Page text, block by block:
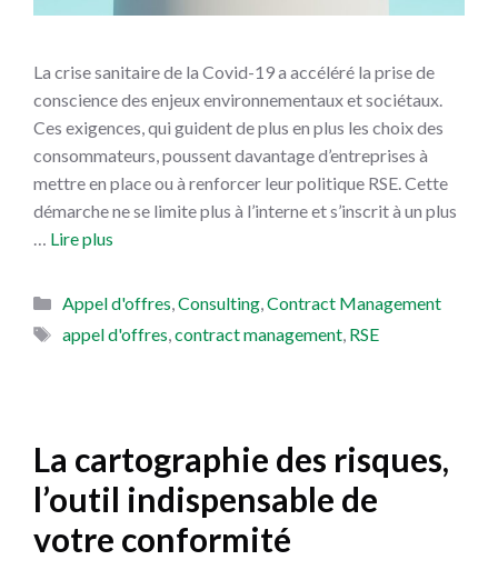
La crise sanitaire de la Covid-19 a accéléré la prise de
conscience des enjeux environnementaux et sociétaux.
Ces exigences, qui guident de plus en plus les choix des
consommateurs, poussent davantage d’entreprises à
mettre en place ou à renforcer leur politique RSE. Cette
démarche ne se limite plus à l’interne et s’inscrit à un plus
… Lire plus
Catégories
Appel d'offres,Consulting,Contract Management
Étiquettes
appel d'offres,contract management, RSE
La cartographie des risques,
l’outil indispensable de
votre conformité